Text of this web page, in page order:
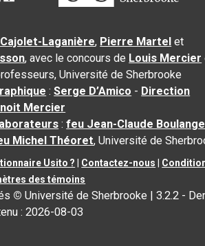
Laganière, Pierre Martel et
, avec le concours de Louis Mercier
Université de Sherbrooke
:Serge D’Amico - Direction
Mercier
:feu Jean-Claude
Michel Théoret, Université de
Usito ? Contactez-nous
des témoins
© Université de Sherbrooke |3.2.2 -
:2026-08-03